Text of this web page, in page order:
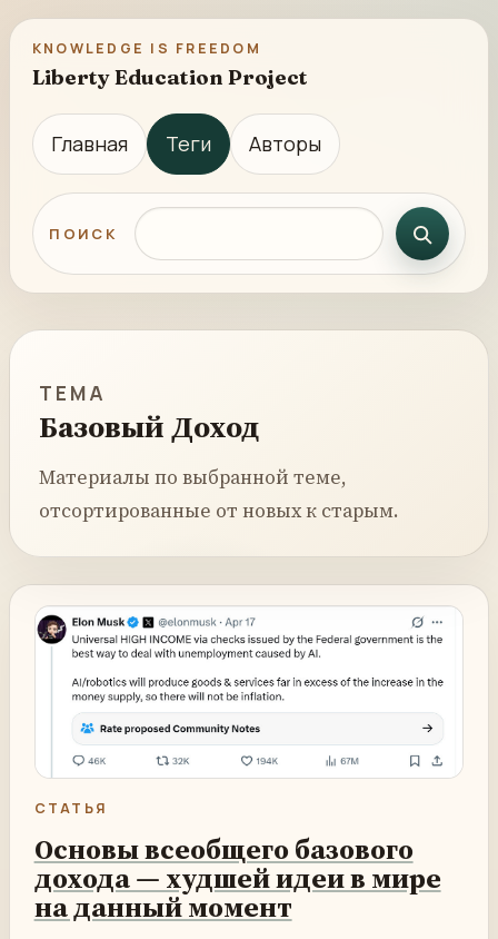
KNOWLEDGE IS FREEDOM
Liberty Education Project
Главная Теги Авторы
ПОИСК Поиск по сайту
ТЕМА
Базовый Доход
Материалы по выбранной теме,
отсортированные от новых к старым.
СТАТЬЯ
Основы всеобщего базового
дохода — худшей идеи в мире
на данный момент